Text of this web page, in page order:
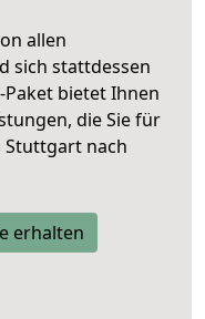
allen
sich stattdessen
Paket bietet Ihnen
die Sie für
Stuttgart nach
erhalten